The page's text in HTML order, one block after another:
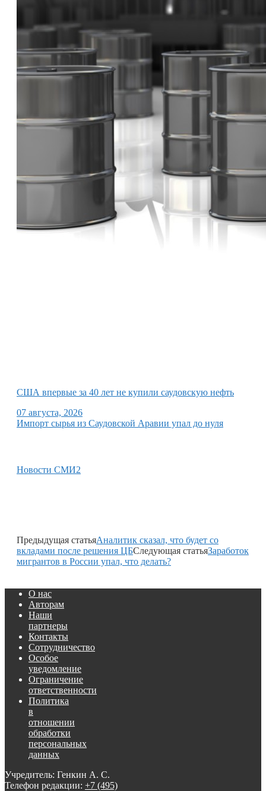
США впервые за 40 лет не купили саудовскую нефть
07 августа, 2026
Импорт сырья из Саудовской Аравии упал до нуля
Новости СМИ2
Предыдущая статьяАналитик сказал, что будет со
вкладами после решения ЦБСледующая статьяЗаработок
мигрантов в России упал, что делать?
О нас
Авторам
Наши
партнеры
Контакты
Сотрудничество
Особое
уведомление
Ограничение
ответственности
Политика
в
отношении
обработки
персональных
данных
Учредитель: Генкин А. С.
Телефон редакции: +7 (495)